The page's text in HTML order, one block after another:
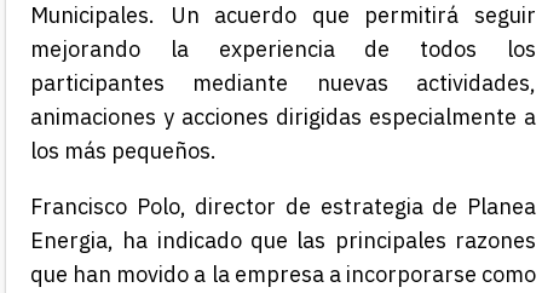
Municipales. Un acuerdo que permitirá seguir
mejorando la experiencia de todos los
participantes mediante nuevas actividades,
animaciones y acciones dirigidas especialmente a
los más pequeños.
Francisco Polo, director de estrategia de Planea
Energia, ha indicado que las principales razones
que han movido a la empresa a incorporarse como